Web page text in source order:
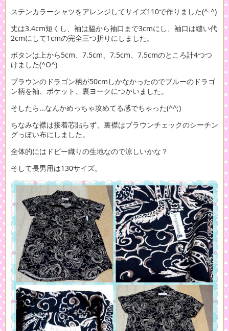
ステンカラーシャツをアレンジしてサイズ110で作りました(^-^)
丈は3.4cm短くし、袖は脇から袖口まで3cmにし、袖口は縫い代
2cmにして1cmの完全三つ折りにしました。
ボタンは上から5cm、7.5cm、7.5cm、7.5cmのところ計4つつ
けました(^O^)
ブラウンのドラゴン柄が50cmしかなかったのでブルーのドラゴ
ン柄を袖、ポケット、裏ヨークにつかいました。
そしたら…なんかめっちゃ攻めてる感でちゃった(^^;)
ちなみな襟は接着芯貼らず、裏襟はブラウンチェックのシーチン
グっぽい布にしました。
全体的にはドビー織りの生地なので涼しいかな？
そして長男用は130サイズ。